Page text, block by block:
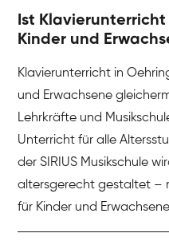
Ist
Kinder und
Klavierunterricht in
und Erwachsene
Lehrkräfte und
Unterricht für alle
der SIRIUS Musikschule
altersgerecht gestaltet –
für Kinder und